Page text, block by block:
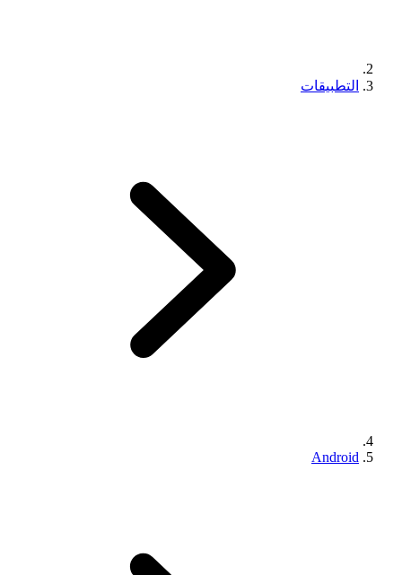
التطبيقات
Android